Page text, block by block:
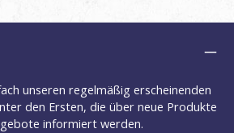
unseren regelmäßig erscheinenden
den Ersten, die über neue Produkte
informiert werden.